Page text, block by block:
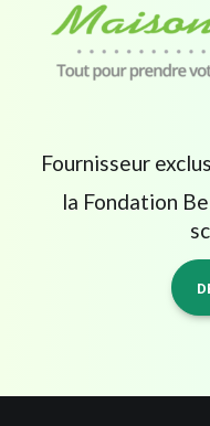
Fournisseur
la Fondation